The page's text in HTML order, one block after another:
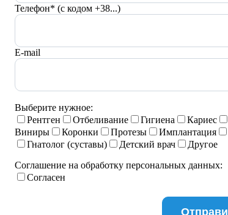
Телефон* (с кодом +38...)
E-mail
Выберите нужное:
Рентген
Отбеливание Гигиена Кариес
Виниры
Коронки Протезы Имплантация
Гнатолог (суставы)
Детский врач
Другое
Соглашение на обработку персональных данных:
Согласен